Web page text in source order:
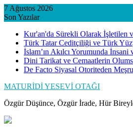
Skip
to
7 Ağustos 2026
Son Yazılar
Kur'an'da Sürekli Olarak İşletilen
Türk Tatar Ceditçiliği ve Türk
İslam’ın Akılcı Yorumunda
Dini Tarikat ve Cemaatlerin
De Facto Siyasal Otoriteden
MATURİDİ YESEVİ OTAĞI
Özgür Düşünce, Özgür İrade, Hür